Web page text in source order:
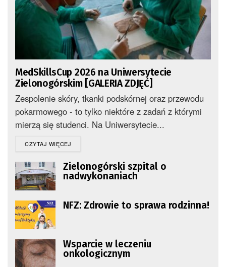
MedSkillsCup 2026 na Uniwersytecie
Zielonogórskim [GALERIA ZDJĘĆ]
Zespolenie skóry, tkanki podskórnej oraz przewodu
pokarmowego - to tylko niektóre z zadań z którymi
mierzą się studenci. Na Uniwersytecie...
CZYTAJ WIĘCEJ
Zielonogórski szpital o
nadwykonaniach
NFZ: Zdrowie to sprawa rodzinna!
Wsparcie w leczeniu
onkologicznym